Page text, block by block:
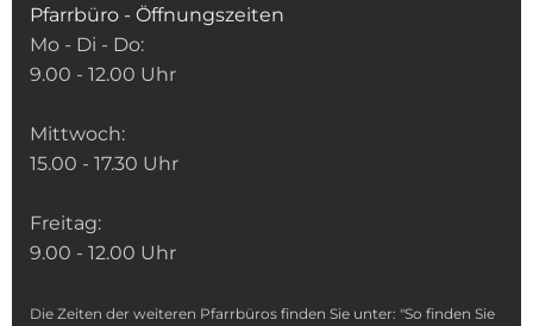
Pfarrbüro - Öffnungszeiten
Mo - Di - Do:
9.00 - 12.00 Uhr
Mittwoch:
15.00 - 17.30 Uhr
Freitag:
9.00 - 12.00 Uhr
Die Zeiten der weiteren Pfarrbüros finden Sie unter: "So finden Sie